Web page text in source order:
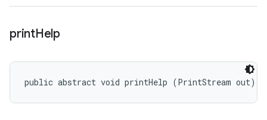
printHelp
public abstract void printHelp (PrintStream out)